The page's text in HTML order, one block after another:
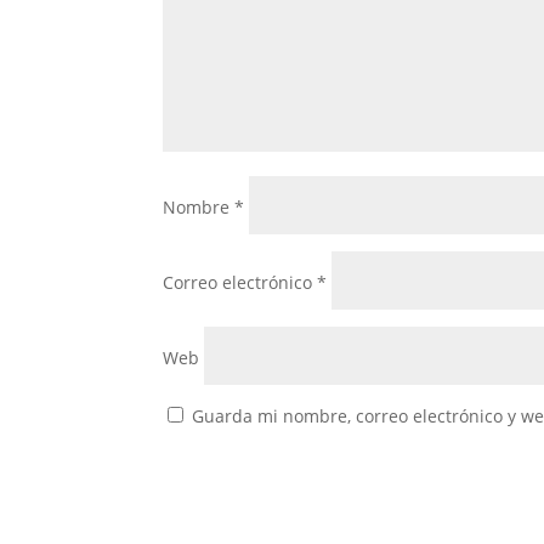
Nombre*
Correo electrónico*
Web
Guarda mi nombre, correo electrónico y